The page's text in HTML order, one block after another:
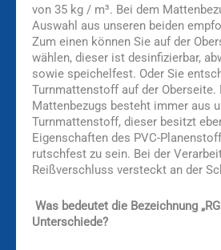
von 35 kg / m³. Bei dem
Auswahl aus unseren beiden
Zum einen können Sie auf der
wählen, dieser ist desinfizierbar,
sowie speichelfest. Oder Sie
Turnmattenstoff auf der Oberseite.
Mattenbezugs besteht immer aus
Turnmattenstoff, dieser besitzt
Eigenschaften des PVC-
rutschfest zu sein. Bei der
Reißverschluss versteckt an der
Was bedeutet die Bezeichnung
Unterschiede?